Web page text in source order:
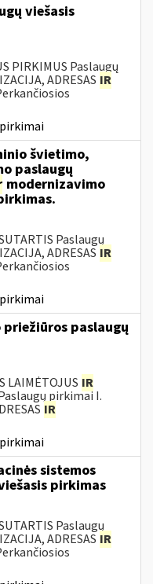
viešasis
PIRKIMUS Paslaugų
ADRESAS IR
švietimo,
paslaugų
modernizavimo
Paslaugų
ADRESAS IR
paslaugų
LAIMĖTOJUS IR
pirkimai I.
IR
sistemos
pirkimas
Paslaugų
ADRESAS IR